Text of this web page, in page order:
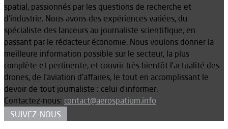
spatial, passionnés par les questions de recherche et
d’industrie. Nous avons des expériences variées, du
spécialiste des lanceurs au journaliste scientifique, en
passant par le rédacteur économie. Nous voulons donner la
meilleure information possible sur le secteur, la plus
complète et pertinente, et couvrir très bientôt l’actualité des
drones, de l’aviation d’affaires, le tout en accomplissant le
devoir de tout journaliste : celui d’informer.
Contactez-nous: contact@aerospatium.info
SUIVEZ-NOUS